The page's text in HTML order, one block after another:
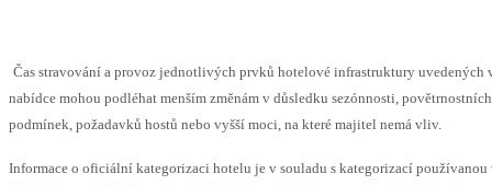
Čas stravování a provoz jednotlivých prvků hotelové infrastruktury uvedených
nabídce mohou podléhat menším změnám v důsledku sezónnosti, povětrnostních
podmínek, požadavků hostů nebo vyšší moci, na které majitel nemá vliv.
Informace o oficiální kategorizaci hotelu je v souladu s kategorizací používanou